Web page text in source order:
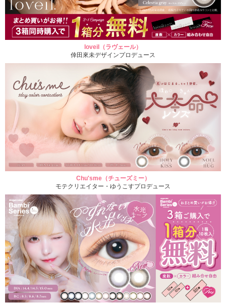
loveil（ラヴェール）
倖田來未デザインプロデュース
Chu'sme（チューズミー）
モテクリエイター・ゆうこすプロデュース